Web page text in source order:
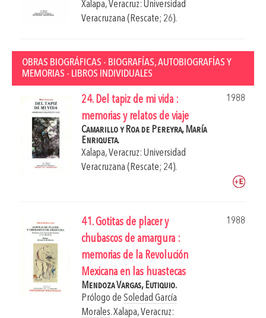
Xalapa, Veracruz: Universidad
Veracruzana (Rescate; 26).
OBRAS BIOGRÁFICAS - BIOGRAFÍAS, AUTOBIOGRAFÍAS Y
MEMORIAS - LIBROS INDIVIDUALES
24. Del tapiz de mi vida :
memorias y relatos de viaje
1988
Camarillo y Roa de Pereyra, María
Enriqueta.
Xalapa, Veracruz: Universidad
Veracruzana (Rescate; 24).
41. Gotitas de placer y
chubascos de amargura :
memorias de la Revolución
Mexicana en las huastecas
1988
Mendoza Vargas, Eutiquio.
Prólogo de Soledad García
Morales.Xalapa, Veracruz: